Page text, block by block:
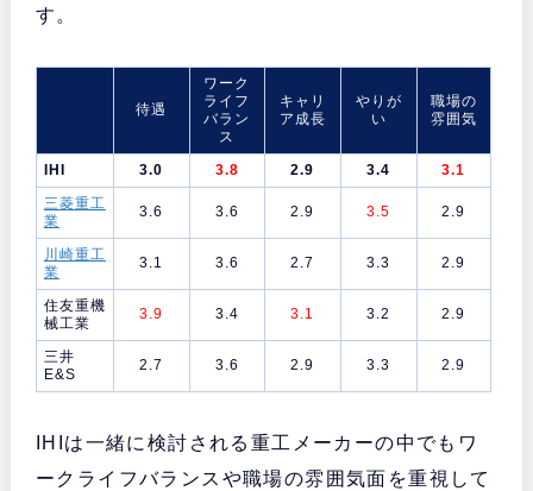
す。
待遇
ワーク
ライフ
バラン
ス
キャリ
ア成長
やりが
い
職場の
雰囲気
IHI 3.0 3.8 2.9 3.4
3.1
三菱重工
業
3.6 3.6 2.9 3.5 2.9
川崎重工
業
3.1 3.6 2.7 3.3 2.9
住友重機
械工業
3.9 3.4 3.1 3.2 2.9
三井
E&S
2.7 3.6 2.9 3.3 2.9
IHIは一緒に検討される重工メーカーの中でもワ
ークライフバランスや職場の雰囲気面を重視して